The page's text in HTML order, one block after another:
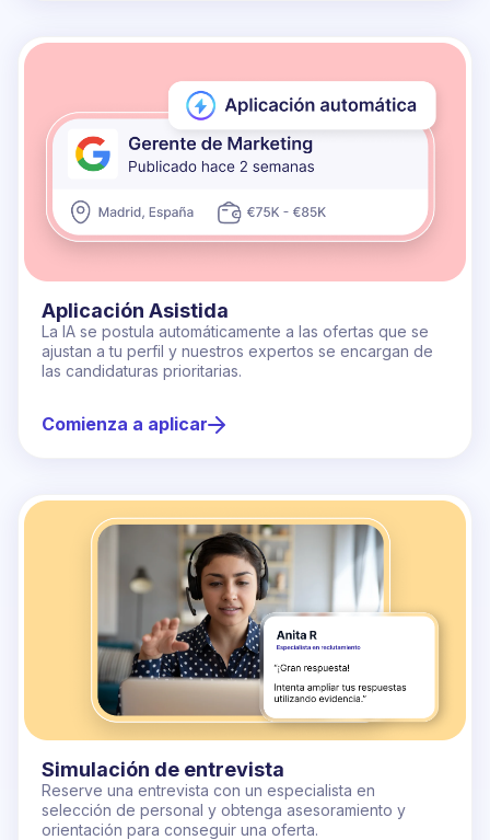
Aplicación Asistida
La IA se postula automáticamente a las ofertas que se
ajustan a tu perfil y nuestros expertos se encargan de
las candidaturas prioritarias.
Comienza a aplicar
Simulación de entrevista
Reserve una entrevista con un especialista en
selección de personal y obtenga asesoramiento y
orientación para conseguir una oferta.